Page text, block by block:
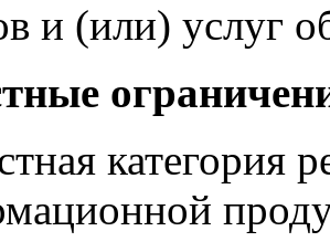
и (или) услуг
категория